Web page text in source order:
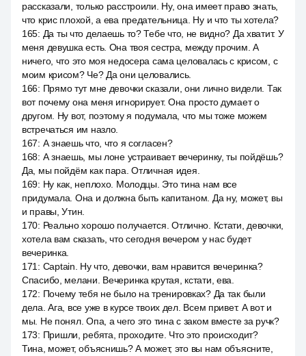
рассказали, только расстроили. Ну, она имеет право знать,
что крис плохой, а ева предательница. Ну и что ты хотела?
165: Да ты что делаешь то? Тебе что, не видно? Да хватит. У
меня девушка есть. Она твоя сестра, между прочим. А
ничего, что это моя недосера сама целовалась с крисом, с
моим крисом? Че? Да они целовались.
166: Прямо тут мне девочки сказали, они лично видели. Так
вот почему она меня игнорирует. Она просто думает о
другом. Ну вот, поэтому я подумала, что мы тоже можем
встречаться им назло.
167: А знаешь что, что я согласен?
168: А знаешь, мы лоне устраивает вечеринку, ты пойдёшь?
Да, мы пойдём как пара. Отличная идея.
169: Ну как, неплохо. Молодцы. Это тина нам все
придумала. Она и должна быть капитаном. Да ну, может, вы
и правы, Утин.
170: Реально хорошо получается. Отлично. Кстати, девочки,
хотела вам сказать, что сегодня вечером у нас будет
вечеринка.
171 : Captain. Ну что, девочки, вам нравится вечеринка?
Спасибо, мелани. Вечеринка крутая, кстати, ева.
172: Почему тебя не было на тренировках? Да так были
дела. Ага, все уже в курсе твоих дел. Всем привет. А вот и
мы. Не понял. Опа, а чего это тина с заком вместе за ручк?
173: Пришли, ребята, проходите. Что это происходит?
Тина, может, объяснишь? А может, это вы нам объясните,